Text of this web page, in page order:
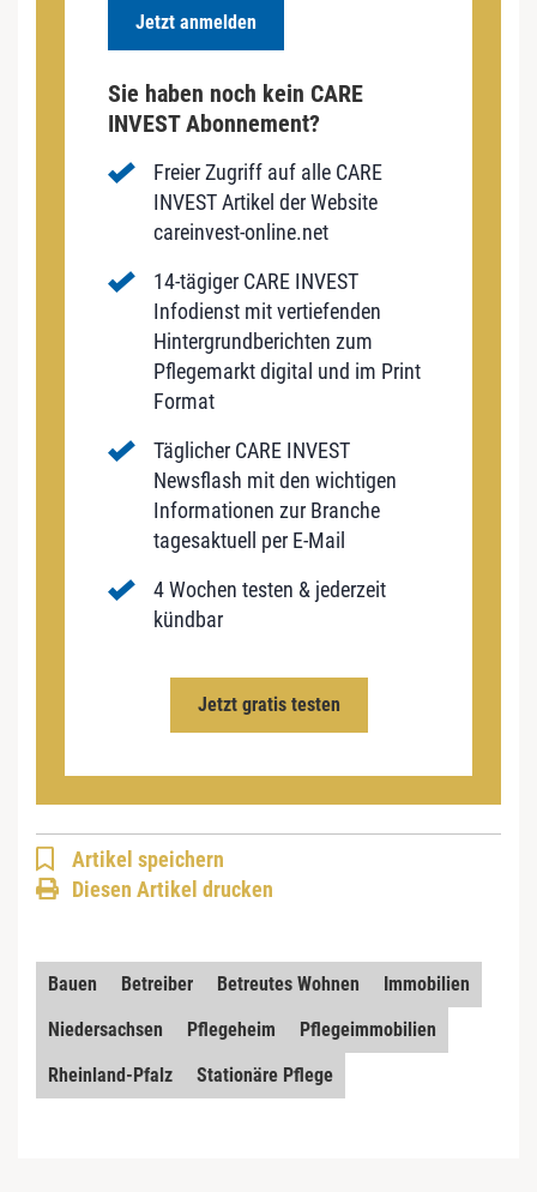
Jetzt anmelden
Sie haben noch kein CARE
INVEST Abonnement?
Freier Zugriff auf alle CARE
INVEST Artikel der Website
careinvest-online.net
14-tägiger CARE INVEST
Infodienst mit vertiefenden
Hintergrundberichten zum
Pflegemarkt digital und im Print
Format
Täglicher CARE INVEST
Newsflash mit den wichtigen
Informationen zur Branche
tagesaktuell per E-Mail
4 Wochen testen & jederzeit
kündbar
Jetzt gratis testen
Artikel speichern
Diesen Artikel drucken
Bauen Betreiber Betreutes Wohnen
Immobilien
Niedersachsen
Pflegeheim
Pflegeimmobilien
Rheinland-Pfalz
Stationäre Pflege